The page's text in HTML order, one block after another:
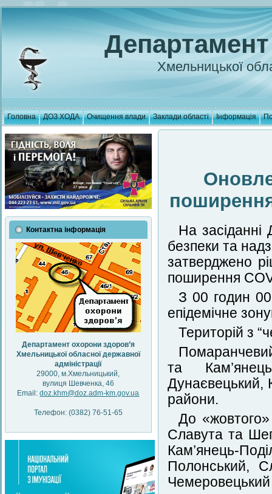
Хмельницької
Головна ДОЗ ХОДА Очищення влади Заклади області Інформація
Контактна інформація
Департамент охорони здоров’я
Хмельницької обласної державної
адміністрації
29000, м.Хмельницький,
вулиця Шевченка, 46
Email:doz.khm@doz.adm-km.gov.ua
Телефон: (0382) 76-51-65
На засіданні
безпеки та
затверджено
поширення
З 00 годин
епідемічне
Територій з
та
Дунаєвецький,
райони.
До «жовтого»
Славута та
Кам’янець-
Полонський,